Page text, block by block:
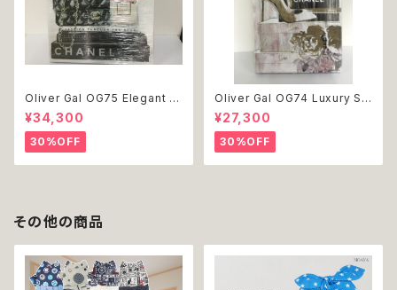
Oliver Gal OG75 Elegant E
ssentials Paris 絵 アート イ
ンテリア お祝い 贈り物 プレゼ
ント 結婚 新築 開店 周年 バー
スデイ 誕生日 ご褒美
¥34,300
30%OFF
Oliver Gal OG74 Luxury St
acked Shoes Rose Giftbo
x 絵 アート インテリア お祝い
贈り物 プレゼント 結婚 新築 開
店 周年 バースデイ 誕生日 ご褒
美
¥27,300
30%OFF
その他の商品